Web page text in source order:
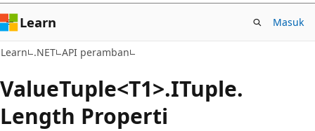
Learn Masuk
Learn .NET API peramban
ValueTuple<T1>.ITuple.
Length Properti